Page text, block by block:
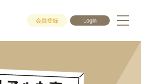
会員登録 Login